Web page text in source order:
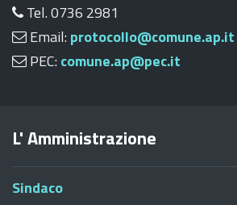
Tel. 0736 2981
Email: protocollo@comune.ap.it
PEC: comune.ap@pec.it
L' Amministrazione
Sindaco